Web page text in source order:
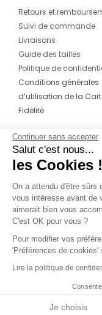
Retours et
Suivi de commande
Livraisons
Guide des tailles
Politique de
Conditions générales
d’utilisation de la
Fidélité
CONTACT
04 42 20 78 42
Du lundi au jeudi de 8h30 à
vendredi de 8h30 à 15h30
Continuer sans accepter
Salut c'est nous...
les Cookies !
On a attendu d'être sûrs
vous intéresse avant de
aimerait bien vous
C'est OK pour vous ?
Pour modifier vos
'Préférences de cookies'
Lire la politique de
Je choisis